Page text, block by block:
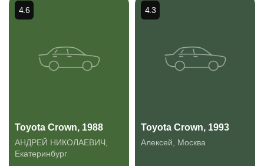
Toyota Crown, 1988
АНДРЕЙ НИКОЛАЕВИЧ
Екатеринбург
4.6
Toyota Crown, 1993
Алексей Москва
4.3